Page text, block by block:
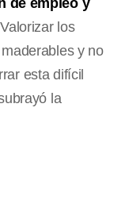
los
y no
esta difícil
la